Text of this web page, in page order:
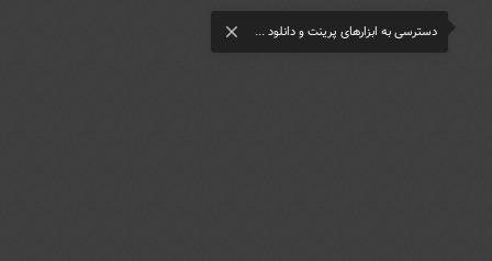
دسترسی به ابزارهای پرینت و دانلود ... close